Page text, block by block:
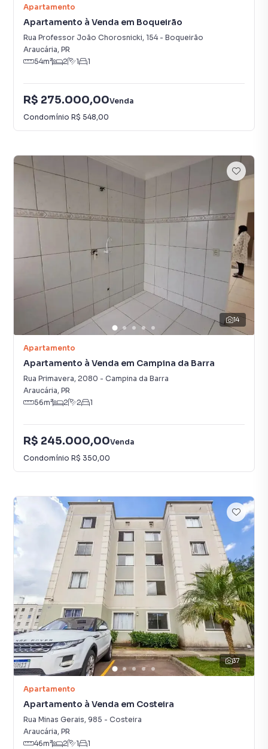
Apartamento
Apartamento à Venda em Boqueirão
Rua Professor João Chorosnicki, 154- Boqueirão
Araucária, PR
54m² 2 1 1
R$ 275.000,00Venda
Condomínio R$ 548,00
14
Apartamento
Apartamento à Venda em Campina da Barra
Rua Primavera, 2080 - Campina da Barra
Araucária, PR
56m² 2 2 1
R$ 245.000,00Venda
Condomínio R$ 350,00
37
Apartamento
Apartamento à Venda em Costeira
Rua Minas Gerais, 985 - Costeira
Araucária, PR
46m² 2 1 1